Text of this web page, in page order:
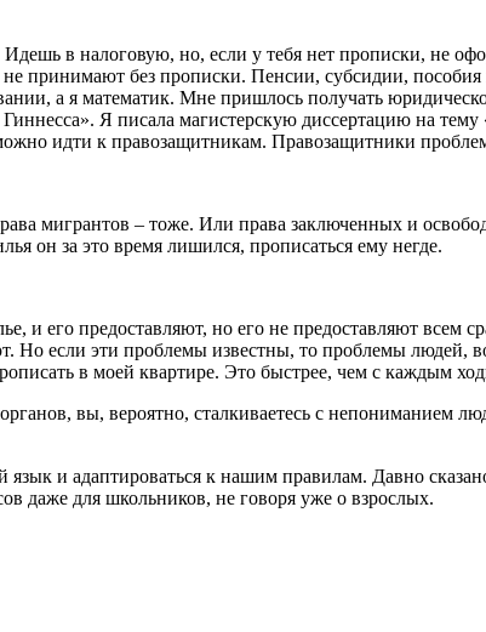
в налоговую, но, если у тебя нет прописки, не
принимают без прописки. Пенсии, субсидии, пособия
а я математик. Мне пришлось получать
Я писала магистерскую диссертацию на
идти к правозащитникам. Правозащитники
мигрантов – тоже. Или права заключенных и
он за это время лишился, прописаться ему негде.
и его предоставляют, но его не предоставляют
Но если эти проблемы известны, то проблемы
в моей квартире. Это быстрее, чем с каждым
вы, вероятно, сталкиваетесь с непониманием
и адаптироваться к нашим правилам. Давно
даже для школьников, не говоря уже о взрослых.